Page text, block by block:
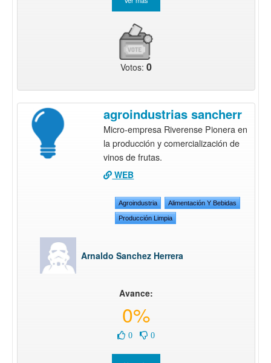
Votos: 0
agroindustrias sancherr
Micro-empresa Riverense Pionera en
la producción y comercialización de
vinos de frutas.
WEB
Agroindustria Alimentación Y Bebidas
Producción Limpia
Arnaldo Sanchez Herrera
Avance:
0%
0 0